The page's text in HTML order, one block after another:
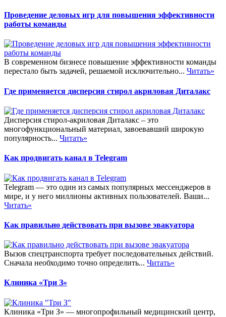
Проведение деловых игр для повышения эффективности
работы команды
В современном бизнесе повышение эффективности команды
перестало быть задачей, решаемой исключительно... Читать»
Где применяется дисперсия стирол акриловая Диталакс
Дисперсия стирол-акриловая Диталакс – это
многофункциональный материал, завоевавший широкую
популярность... Читать»
Как продвигать канал в Telegram
Telegram — это один из самых популярных мессенджеров в
мире, и у него миллионы активных пользователей. Ваши...
Читать»
Как правильно действовать при вызове эвакуатора
Вызов спецтранспорта требует последовательных действий.
Сначала необходимо точно определить... Читать»
Клиника «Три З»
Клиника «Три З» — многопрофильный медицинский центр,